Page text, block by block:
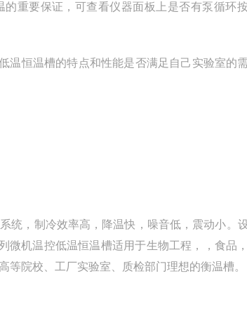
重要保证，可查看仪器面板上是否有泵循环
温恒温槽的特点和性能是否满足自己实验室的
统，制冷效率高，降温快，噪音低，震动小。
微机温控低温恒温槽适用于生物工程，，食品
院校、工厂实验室、质检部门理想的衡温槽。